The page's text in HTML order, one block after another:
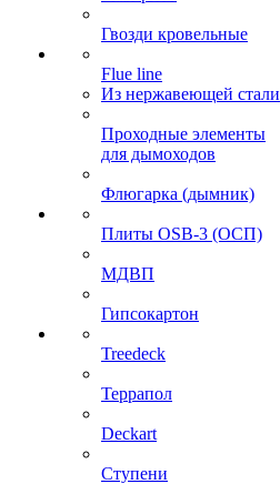
Гвозди кровельные
Flue line
Из нержавеющей стали
Проходные элементы
для дымоходов
Флюгарка (дымник)
Плиты OSB-3 (ОСП)
МДВП
Гипсокартон
Treedeck
Террапол
Deckart
Ступени